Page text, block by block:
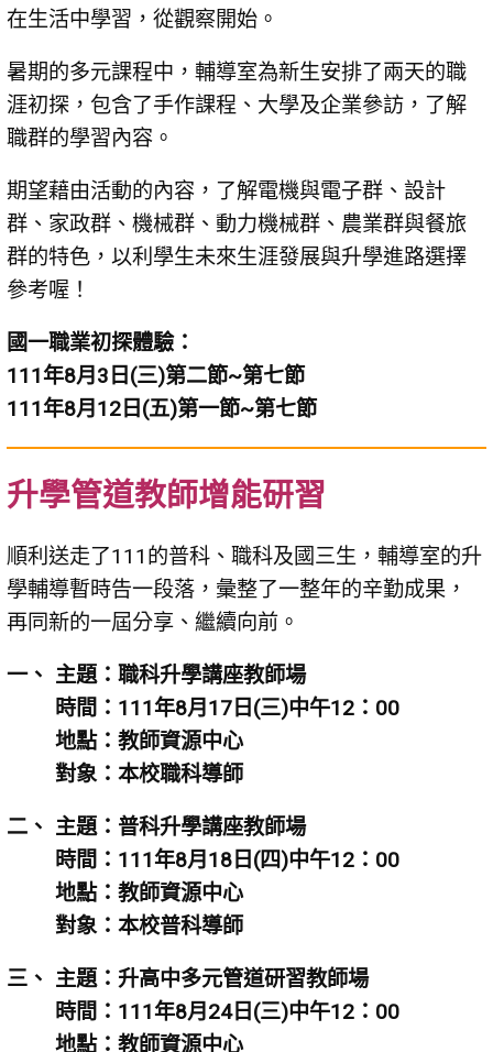
在生活中學習，從觀察開始。
暑期的多元課程中，輔導室為新生安排了兩天的職
涯初探，包含了手作課程、大學及企業參訪，了解
職群的學習內容。
期望藉由活動的內容，了解電機與電子群、設計
群、家政群、機械群、動力機械群、農業群與餐旅
群的特色，以利學生未來生涯發展與升學進路選擇
參考喔！
國一職業初探體驗：
111年8月3日(三)第二節~第七節
111年8月12日(五)第一節~第七節
升學管道教師增能研習
順利送走了111的普科、職科及國三生，輔導室的升
學輔導暫時告一段落，彙整了一整年的辛勤成果，
再同新的一屆分享、繼續向前。
主題：職科升學講座教師場
時間：111年8月17日(三)中午12：00
地點：教師資源中心
對象：本校職科導師
主題：普科升學講座教師場
時間：111年8月18日(四)中午12：00
地點：教師資源中心
對象：本校普科導師
主題：升高中多元管道研習教師場
時間：111年8月24日(三)中午12：00
地點：教師資源中心